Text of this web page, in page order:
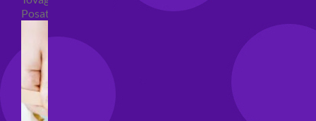
Posate per feste